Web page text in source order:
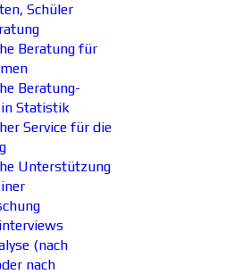
Schüler
Beratung für
Beratung-
Statistik
Service für die
Unterstützung
(nach
nach